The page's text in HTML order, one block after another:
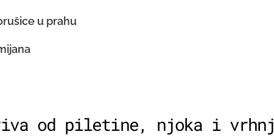
u prahu
od piletine, njoka i